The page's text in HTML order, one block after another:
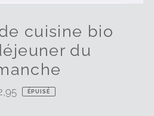
cuisine bio
du
Prix
ÉPUISÉ